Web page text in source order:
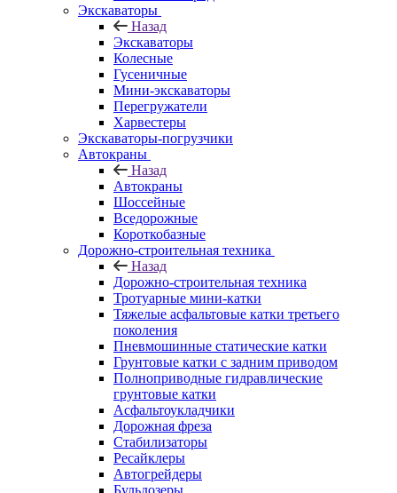
Экскаваторы
Назад
Экскаваторы
Колесные
Гусеничные
Мини-экскаваторы
Перегружатели
Харвестеры
Экскаваторы-погрузчики
Автокраны
Назад
Автокраны
Шоссейные
Вседорожные
Короткобазные
Дорожно-строительная техника
Назад
Дорожно-строительная техника
Тротуарные мини-катки
Тяжелые асфальтовые катки третьего
поколения
Пневмошинные статические катки
Грунтовые катки с задним приводом
Полноприводные гидравлические
грунтовые катки
Асфальтоукладчики
Дорожная фреза
Стабилизаторы
Ресайклеры
Автогрейдеры
Бульдозеры